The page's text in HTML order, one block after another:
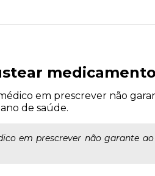
em prescrever não
de saúde.
em prescrever não garante